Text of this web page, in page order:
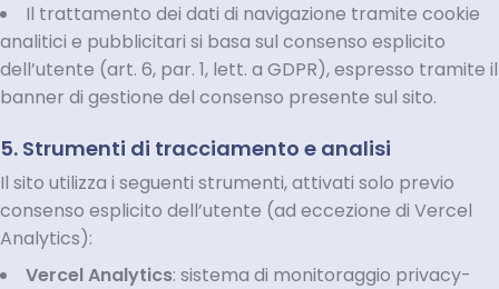
Il trattamento dei dati di navigazione tramite cookie
analitici e pubblicitari si basa sul consenso esplicito
dell’utente (art. 6, par. 1, lett. a GDPR), espresso tramite il
banner di gestione del consenso presente sul sito.
5. Strumenti di tracciamento e analisi
Il sito utilizza i seguenti strumenti, attivati solo previo
consenso esplicito dell’utente (ad eccezione di Vercel
Analytics):
Vercel Analytics: sistema di monitoraggio privacy-